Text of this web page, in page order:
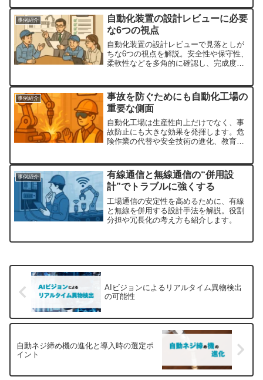
で、DXの真価が発揮され、企業の競争力
向上につながります。
事例紹介
自動化装置の設計レビューに必要
な6つの視点
自動化装置の設計レビューで見落としが
ちな6つの視点を解説。安全性や保守性、
柔軟性などを多角的に確認し、完成度の
事例紹介
事故を防ぐためにも自動化工場の
重要な側面
自動化工場は生産性向上だけでなく、事
故防止にも大きな効果を発揮します。危
険作業の代替や安全技術の進化、教育の
事例紹介
有線通信と無線通信の“併用設
計”でトラブルに強くする
工場通信の安定性を高めるために、有線
と無線を併用する設計手法を解説。役割
分担や冗長化の考え方も紹介します。
AIビジョンによるリアルタイム異物検出
の可能性
自動ネジ締め機の進化と導入時の選定ポ
イント